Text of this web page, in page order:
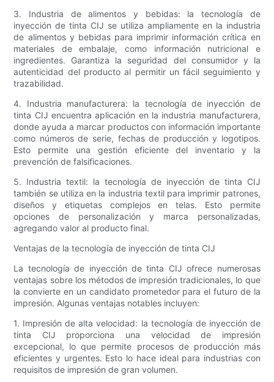
3. Industria de alimentos y bebidas: la tecnología de
inyección de tinta CIJ se utiliza ampliamente en la industria
de alimentos y bebidas para imprimir información crítica en
materiales de embalaje, como información nutricional e
ingredientes. Garantiza la seguridad del consumidor y la
autenticidad del producto al permitir un fácil seguimiento y
trazabilidad.
4. Industria manufacturera: la tecnología de inyección de
tinta CIJ encuentra aplicación en la industria manufacturera,
donde ayuda a marcar productos con información importante
como números de serie, fechas de producción y logotipos.
Esto permite una gestión eficiente del inventario y la
prevención de falsificaciones.
5. Industria textil: la tecnología de inyección de tinta CIJ
también se utiliza en la industria textil para imprimir patrones,
diseños y etiquetas complejos en telas. Esto permite
opciones de personalización y marca personalizadas,
agregando valor al producto final.
Ventajas de la tecnología de inyección de tinta CIJ
La tecnología de inyección de tinta CIJ ofrece numerosas
ventajas sobre los métodos de impresión tradicionales, lo que
la convierte en un candidato prometedor para el futuro de la
impresión. Algunas ventajas notables incluyen:
1. Impresión de alta velocidad: la tecnología de inyección de
tinta CIJ proporciona una velocidad de impresión
excepcional, lo que permite procesos de producción más
eficientes y urgentes. Esto lo hace ideal para industrias con
requisitos de impresión de gran volumen.